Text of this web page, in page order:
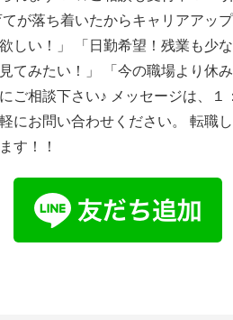
が落ち着いたからキャリアアッ
しい！」 「日勤希望！残業も少
てみたい！」 「今の職場より休
ご相談下さい♪ メッセージは、１
にお問い合わせください。 転職
す！！